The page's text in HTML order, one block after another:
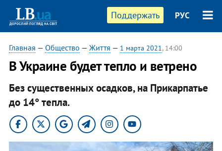
Поддержать РУС
Главная — Общество — Життя — 1 марта 2021, 14:00
В Украине будет тепло и ветрено
Без существенных осадков, на Прикарпатье
до 14° тепла.